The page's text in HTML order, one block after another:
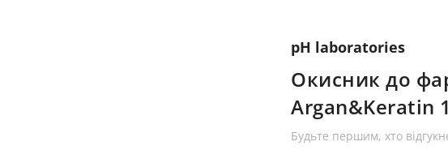
pH laboratories
Окисник до
Argan&Keratin
Будьте першим, хто